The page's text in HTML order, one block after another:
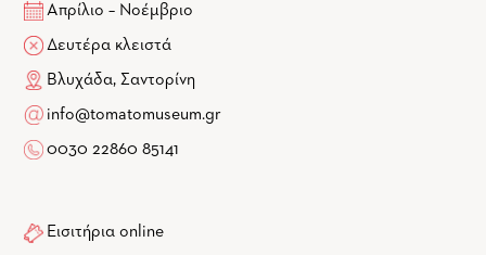
Απρίλιο – Νοέμβριο
Δευτέρα κλειστά
Βλυχάδα, Σαντορίνη
info@tomatomuseum.gr
0030 22860 85141
Εισιτήρια online